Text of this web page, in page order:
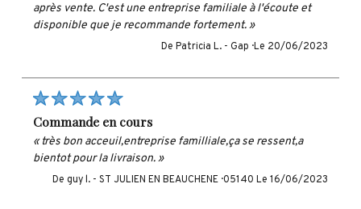
après vente. C'est une entreprise familiale à l'écoute et
disponible que je recommande fortement. »
De Patricia L. - Gap ·Le 20/06/2023
commande en cours
« très bon acceuil,entreprise familliale,ça se ressent,a
bientot pour la livraison. »
De guy l. - ST JULIEN EN BEAUCHENE · 05140 Le 16/06/2023